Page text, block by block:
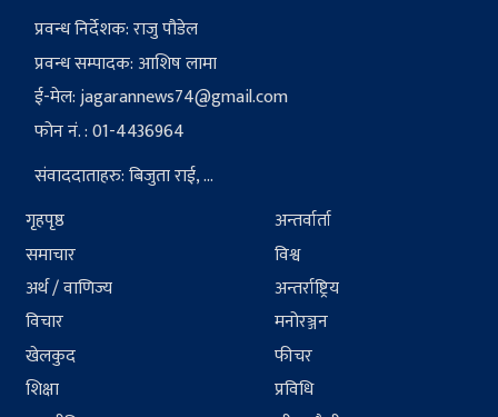
प्रवन्ध निर्देशक: राजु पौडेल
प्रवन्ध सम्पादक: आशिष लामा
ई-मेल:jagarannews74@gmail.com
फोन नं. : 01-4436964
संवाददाताहरु: बिजुता राई, ...
गृहपृष्ठ
समाचार
अर्थ / वाणिज्य
विचार
खेलकुद
शिक्षा
अन्तर्वार्ता
विश्व
अन्तर्राष्ट्रिय
मनोरञ्जन
फीचर
प्रविधि